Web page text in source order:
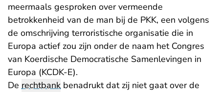
meermaals gesproken over vermeende
betrokkenheid van de man bij de PKK, een volgens
de omschrijving terroristische organisatie die in
Europa actief zou zijn onder de naam het Congres
van Koerdische Democratische Samenlevingen in
Europa (KCDK-E).
De rechtbank benadrukt dat zij niet gaat over de